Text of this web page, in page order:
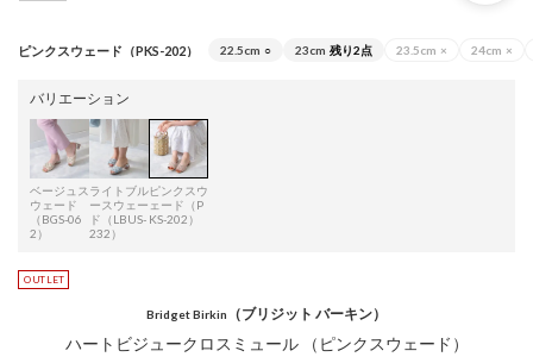
ピンクスウェード（PKS-202） 22.5cm ○ 23cm 残り2点 23.5cm × 24cm ×
バリエーション
ベージュス
ウェード
（BGS-06
2）
ライトブル
ースウェー
ド（LBUS-
232）
ピンクスウ
ェード（P
KS-202）
Bridget Birkin （ブリジット バーキン）
ハートビジュークロスミュール （ピンクスウェード）